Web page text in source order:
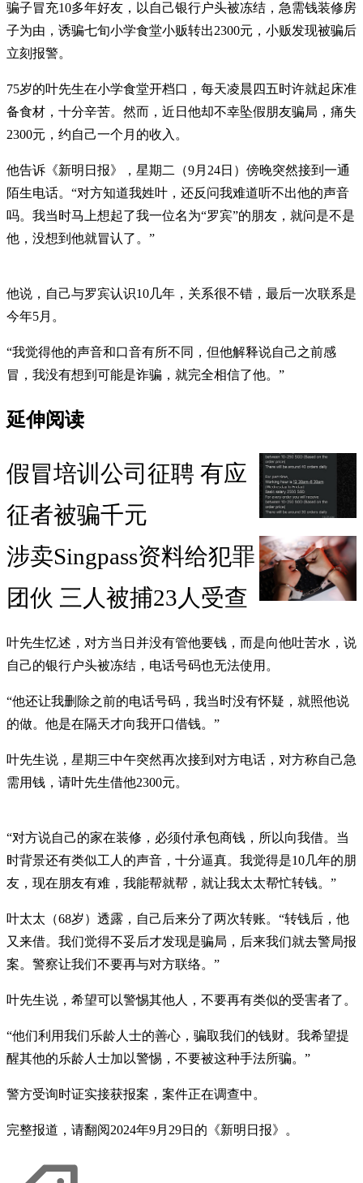
骗子冒充10多年好友，以自己银行户头被冻结，急需钱装修房
子为由，诱骗七旬小学食堂小贩转出2300元，小贩发现被骗后
立刻报警。
75岁的叶先生在小学食堂开档口，每天凌晨四五时许就起床准
备食材，十分辛苦。然而，近日他却不幸坠假朋友骗局，痛失
2300元，约自己一个月的收入。
他告诉《新明日报》，星期二（9月24日）傍晚突然接到一通
陌生电话。“对方知道我姓叶，还反问我难道听不出他的声音
吗。我当时马上想起了我一位名为“罗宾”的朋友，就问是不是
他，没想到他就冒认了。”
他说，自己与罗宾认识10几年，关系很不错，最后一次联系是
今年5月。
“我觉得他的声音和口音有所不同，但他解释说自己之前感
冒，我没有想到可能是诈骗，就完全相信了他。”
延伸阅读
假冒培训公司征聘 有应
征者被骗千元
涉卖Singpass资料给犯罪
团伙 三人被捕23人受查
叶先生忆述，对方当日并没有管他要钱，而是向他吐苦水，说
自己的银行户头被冻结，电话号码也无法使用。
“他还让我删除之前的电话号码，我当时没有怀疑，就照他说
的做。他是在隔天才向我开口借钱。”
叶先生说，星期三中午突然再次接到对方电话，对方称自己急
需用钱，请叶先生借他2300元。
“对方说自己的家在装修，必须付承包商钱，所以向我借。当
时背景还有类似工人的声音，十分逼真。我觉得是10几年的朋
友，现在朋友有难，我能帮就帮，就让我太太帮忙转钱。”
叶太太（68岁）透露，自己后来分了两次转账。“转钱后，他
又来借。我们觉得不妥后才发现是骗局，后来我们就去警局报
案。警察让我们不要再与对方联络。”
叶先生说，希望可以警惕其他人，不要再有类似的受害者了。
“他们利用我们乐龄人士的善心，骗取我们的钱财。我希望提
醒其他的乐龄人士加以警惕，不要被这种手法所骗。”
警方受询时证实接获报案，案件正在调查中。
完整报道，请翻阅2024年9月29日的《新明日报》。